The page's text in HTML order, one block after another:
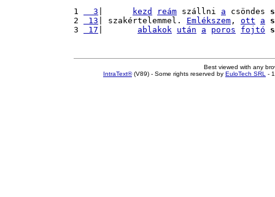
1
  3
kezd reám szállni a csöndes
2
13 | szakértelemmel. Emlékszem , ott a
3
17 ablakok után a poros fojtó
Best viewed with any
IntraText®(V89) - Some rights reserved by EuloTech SRL -